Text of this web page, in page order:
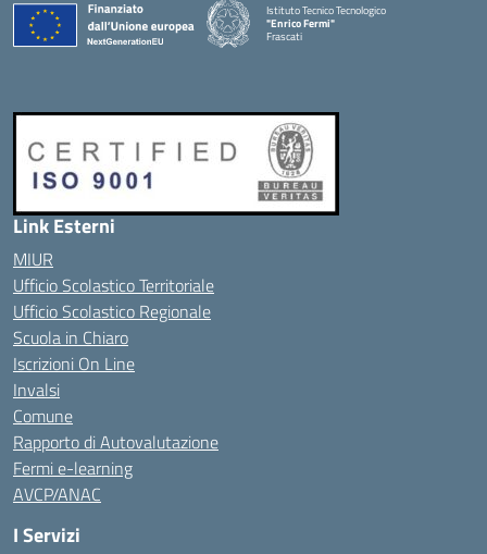
Istituto Tecnico Tecnologico
"Enrico Fermi"
Frascati
Link Esterni
MIUR
Ufficio Scolastico Territoriale
Ufficio Scolastico Regionale
Scuola in Chiaro
Iscrizioni On Line
Invalsi
Comune
Rapporto di Autovalutazione
Fermi e-learning
AVCP/ANAC
I Servizi